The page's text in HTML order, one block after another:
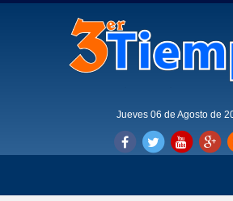
Jueves 06 de Agosto de